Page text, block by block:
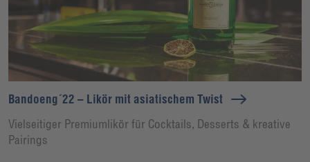
Bandoeng´22 – Likör mit asiatischem Twist
Vielseitiger Premiumlikör für Cocktails, Desserts & kreative
Pairings